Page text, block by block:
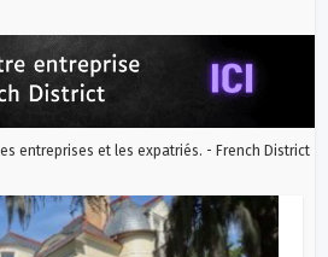
entreprises et les expatriés. - French District